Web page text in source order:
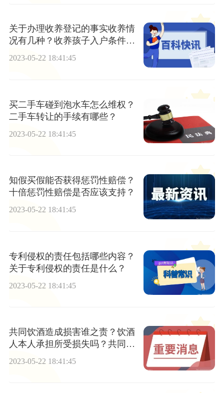
关于办理收养登记的事实收养情
况有几种？收养孩子入户条件有
哪些规定？
2023-05-22 18:41:45
买二手车碰到泡水车怎么维权？
二手车转让的手续有哪些？
2023-05-22 18:41:45
知假买假能否获得惩罚性赔偿？
十倍惩罚性赔偿是否应该支持？
2023-05-22 18:41:45
专利侵权的责任包括哪些内容？
关于专利侵权的责任是什么？
2023-05-22 18:41:45
共同饮酒造成损害谁之责？饮酒
人本人承担所受损失吗？共同饮
2023-05-22 18:41:45